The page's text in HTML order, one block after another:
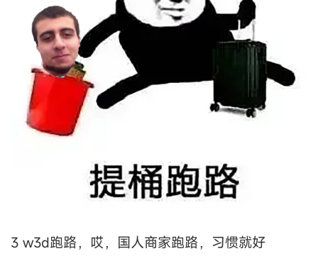
3 w3d跑路，哎，国人商家跑路，习惯就好